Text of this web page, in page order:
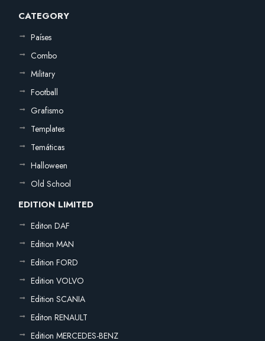
CATEGORY
Países
Combo
Military
Football
Grafismo
Templates
Temáticas
Halloween
Old School
EDITION LIMITED
Editon DAF
Edition MAN
Edition FORD
Edition VOLVO
Edition SCANIA
Editon RENAULT
Edition MERCEDES-BENZ